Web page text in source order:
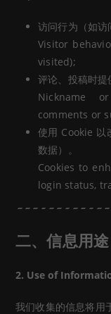
访问行为（如访
Visitor
visited);
评论、投稿时提
Nickname
comments or
使用 Cookie 以
数据）。
Cookies to
login status,
二、信息用途
2. Use of
我们收集的信息将用